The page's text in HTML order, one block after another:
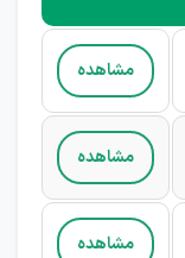
مشاهده
مشاهده
مشاهده